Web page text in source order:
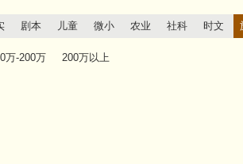
剧本 儿童 微小 农业 社科 时文
万-200万 200万以上